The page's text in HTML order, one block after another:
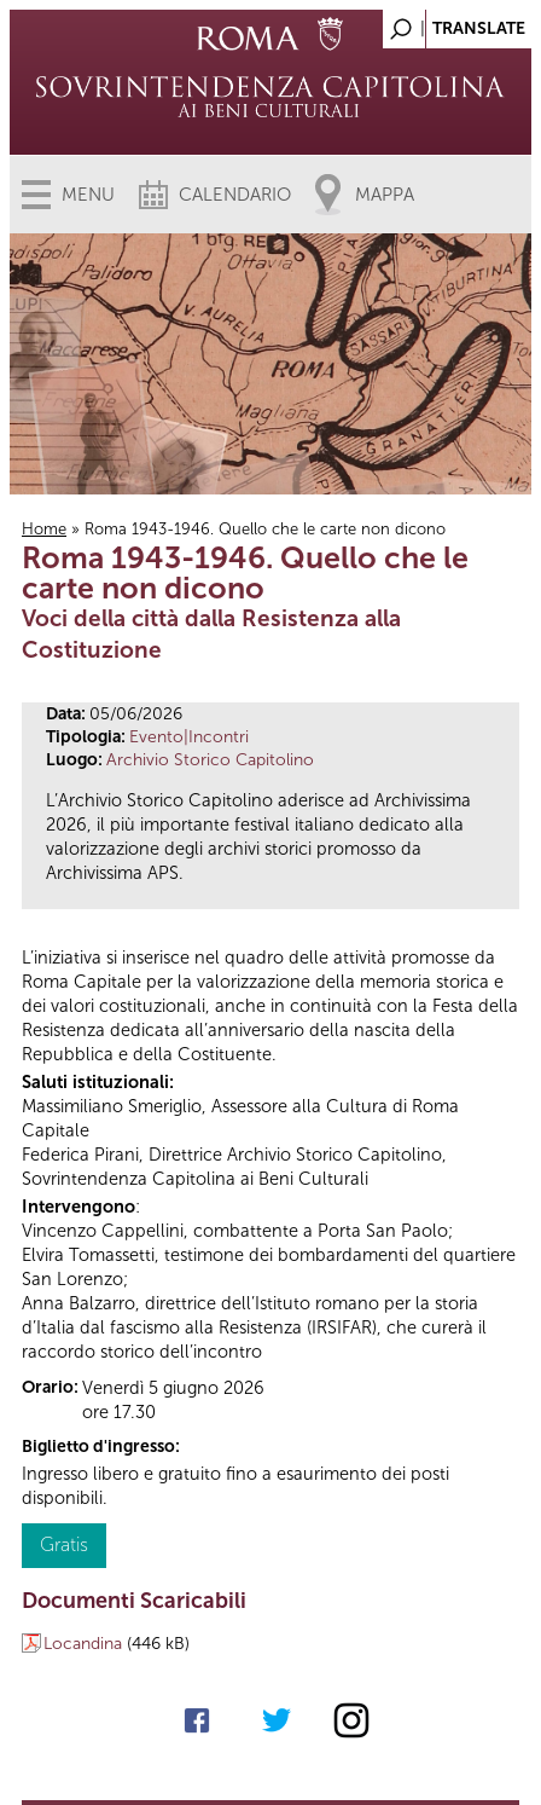
MENU CALENDARIO MAPPA
Tu sei qui
Home » Roma 1943-1946. Quello che le carte non dicono
Roma 1943-1946. Quello che le
carte non dicono
Voci della città dalla Resistenza alla
Costituzione
Data: 05/06/2026
Tipologia: Evento|Incontri
Luogo: Archivio Storico Capitolino
L’Archivio Storico Capitolino aderisce ad Archivissima
2026, il più importante festival italiano dedicato alla
valorizzazione degli archivi storici promosso da
Archivissima APS.
L’iniziativa si inserisce nel quadro delle attività promosse da
Roma Capitale per la valorizzazione della memoria storica e
dei valori costituzionali, anche in continuità con la Festa della
Resistenza dedicata all’anniversario della nascita della
Repubblica e della Costituente.
Saluti istituzionali:
Massimiliano Smeriglio, Assessore alla Cultura di Roma
Capitale
Federica Pirani, Direttrice Archivio Storico Capitolino,
Sovrintendenza Capitolina ai Beni Culturali
Intervengono:
Vincenzo Cappellini, combattente a Porta San Paolo;
Elvira Tomassetti, testimone dei bombardamenti del quartiere
San Lorenzo;
Anna Balzarro, direttrice dell’Istituto romano per la storia
d’Italia dal fascismo alla Resistenza (IRSIFAR), che curerà il
raccordo storico dell’incontro
Orario: Venerdì 5 giugno 2026
ore 17.30
Biglietto d'ingresso:
Ingresso libero e gratuito fino a esaurimento dei posti
disponibili.
Gratis
Documenti Scaricabili
Locandina (446 kB)